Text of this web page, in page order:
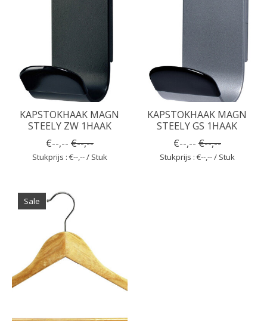
KAPSTOKHAAK MAGN
STEELY ZW 1HAAK
€--,-- €--,--
Stukprijs : €--,-- / Stuk
KAPSTOKHAAK MAGN
STEELY GS 1HAAK
€--,-- €--,--
Stukprijs : €--,-- / Stuk
Sale